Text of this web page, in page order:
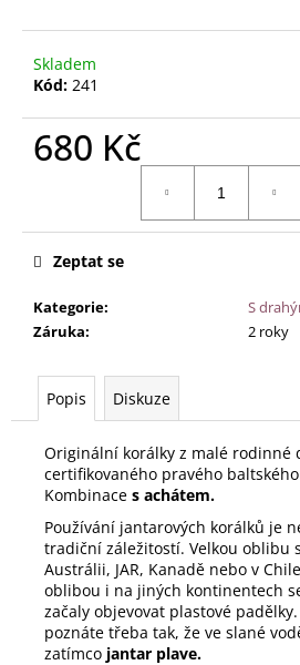
Skladem
Kód: 241
680 Kč
Kategorie:
S
Záruka: 2 roky
Zeptat se
Popis Diskuze
Originální korálky z malé rodinné
certifikovaného pravého
Kombinace s achátem.
Používání jantarových korálků je
tradiční záležitostí. Velkou oblibu
Austrálii, JAR, Kanadě nebo v
oblibou i na jiných kontinentech
začaly objevovat plastové
poznáte třeba tak, že ve slané
zatímco jantar plave.
MULTICOLOR
(38
CM)
Kč